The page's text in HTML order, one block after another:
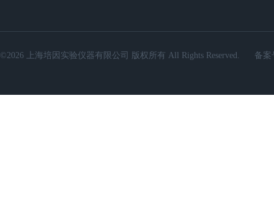
©2026 上海培因实验仪器有限公司 版权所有 All Rights Reserved. 备案